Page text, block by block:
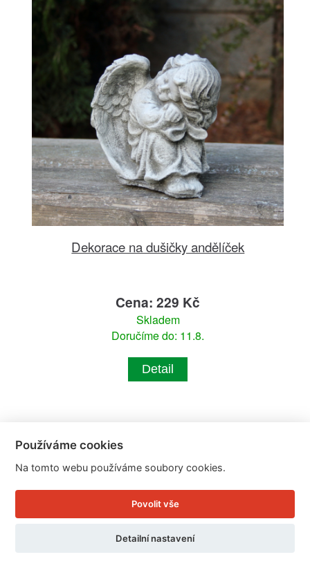
Dekorace na dušičky andělíček
Cena: 229 Kč
Skladem
Doručíme do: 11.8.
Detail
Používáme cookies
Na tomto webu používáme soubory cookies.
Povolit vše
Detailní nastavení